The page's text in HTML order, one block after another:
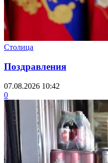
Столица
Поздравления
07.08.2026 10:42
0